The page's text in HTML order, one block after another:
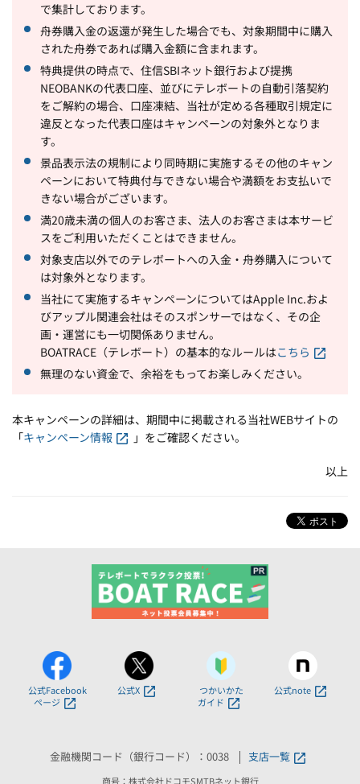
で集計しております。
舟券購入金の返還が発生した場合でも、対象期間中に購入
された舟券であれば購入金額に含まれます。
特典提供の時点で、住信SBIネット銀行および提携
NEOBANKの代表口座、並びにテレボートの自動引落契約
をご解約の場合、口座凍結、当社が定める各種取引規定に
違反となった代表口座はキャンペーンの対象外となりま
す。
景品表示法の規制により同時期に実施するその他のキャン
ペーンにおいて特典付与できない場合や満額をお支払いで
きない場合がございます。
満20歳未満の個人のお客さま、法人のお客さまは本サービ
スをご利用いただくことはできません。
対象支店以外でのテレボートへの入金・舟券購入について
は対象外となります。
当社にて実施するキャンペーンについてはApple Inc.およ
びアップル関連会社はそのスポンサーではなく、その企
画・運営にも一切関係ありません。
BOATRACE（テレボート）の基本的なルールはこちら
無理のない資金で、余裕をもってお楽しみください。
本キャンペーンの詳細は、期間中に掲載される当社WEBサイトの
「キャンペーン情報 」をご確認ください。
以上
公式Facebook
ページ
公式X
つかいかた
ガイド
公式note
金融機関コード（銀行コード）：0038 支店一覧
商号：株式会社ドコモSMTBネット銀行